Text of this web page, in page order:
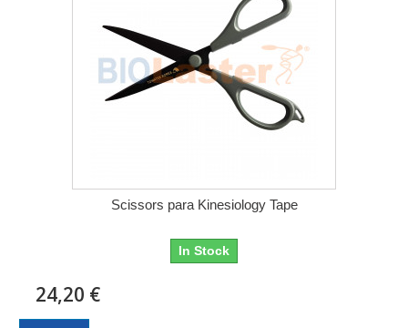
Scissors para Kinesiology Tape
In Stock
24,20 €